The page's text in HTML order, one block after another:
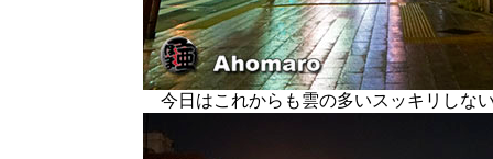
今日はこれからも雲の多いスッキリしな